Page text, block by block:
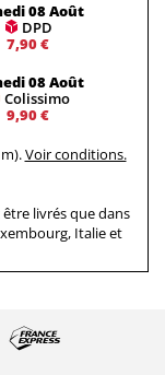
08 Août
DPD
7,90 €
08 Août
Colissimo
9,90 €
Voir conditions.
livrés que dans
Italie et